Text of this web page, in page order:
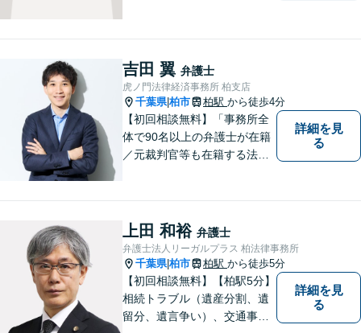
みに真摯に耳を傾け，個々の
事情を吟味したうえで適切な
解決が図れるようサポートし
て参ります。
吉田 翼 弁護士
虎ノ門法律経済事務所 柏支店
千葉県|柏市 柏駅 から徒歩4分
【初回相談無料】「事務所全
体で90名以上の弁護士が在籍
／元裁判官等も在籍する法律
と連携し、税務・登記もワン
ストップで対応可」【休日・
夜間相談可】
詳細を見
る
上田 和裕 弁護士
弁護士法人リーガルプラス 柏法律事務所
千葉県|柏市 柏駅 から徒歩5分
【初回相談無料】【柏駅5分】
相続トラブル（遺産分割、遺
留分、遺言争い）、交通事故
詳細を見
る